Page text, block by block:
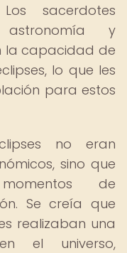
sacerdotes
y
la capacidad de
lo que les
para estos
no eran
sino que
de
Se creía que
realizaban una
el universo,